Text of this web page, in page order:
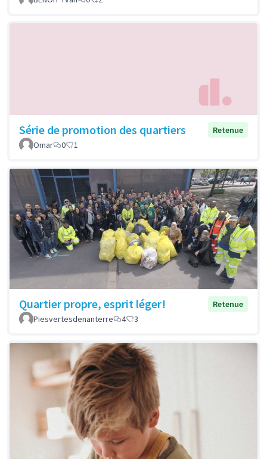
Série de promotion des quartiers
Retenue
Omar
0 1
Quartier propre, esprit léger!
Retenue
Piesvertesdenanterre
4 3